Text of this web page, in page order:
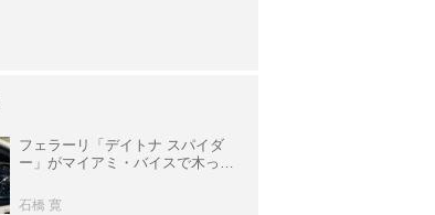
フェラーリ「デイトナ スパイダ
ー」がマイアミ・バイスで木っ端
サ」に化けた理由
石橋 寛